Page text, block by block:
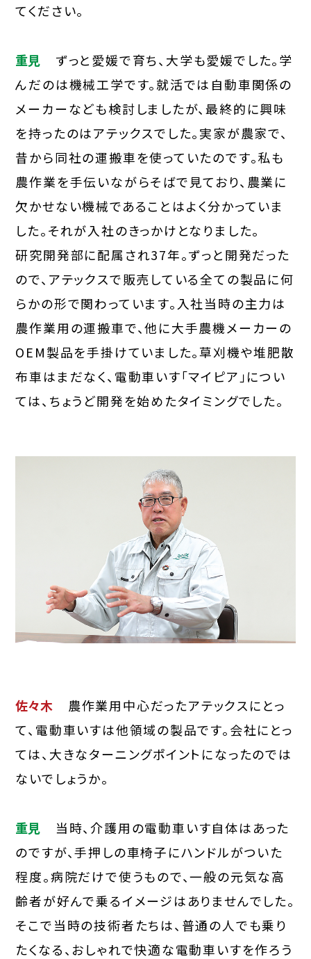
てください。
重見
ずっと愛媛で育ち、大学も愛媛でした。学
んだのは機械工学です。就活では自動車関係の
メーカーなども検討しましたが、最終的に興味
を持ったのはアテックスでした。実家が農家で、
昔から同社の運搬車を使っていたのです。私も
農作業を手伝いながらそばで見ており、農業に
欠かせない機械であることはよく分かっていま
した。それが入社のきっかけとなりました。
研究開発部に配属され37年。ずっと開発だった
ので、アテックスで販売している全ての製品に何
らかの形で関わっています。入社当時の主力は
農作業用の運搬車で、他に大手農機メーカーの
OEM製品を手掛けていました。草刈機や堆肥散
布車はまだなく、電動車いす「マイピア」につい
ては、ちょうど開発を始めたタイミングでした。
佐々木
農作業用中心だったアテックスにとっ
て、電動車いすは他領域の製品です。会社にとっ
ては、大きなターニングポイントになったのでは
ないでしょうか。
重見
当時、介護用の電動車いす自体はあった
のですが、手押しの車椅子にハンドルがついた
程度。病院だけで使うもので、一般の元気な高
齢者が好んで乗るイメージはありませんでした。
そこで当時の技術者たちは、普通の人でも乗り
たくなる、おしゃれで快適な電動車いすを作ろう